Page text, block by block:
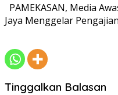
PAMEKASAN, Media
Jaya Menggelar
Tinggalkan Balasan